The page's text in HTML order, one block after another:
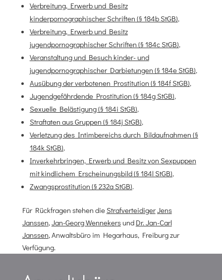
Verbreitung, Erwerb und Besitz
kinderpornographischer Schriften (§ 184b StGB),
Verbreitung, Erwerb und Besitz
jugendpornographischer Schriften (§ 184c StGB),
Veranstaltung und Besuch kinder- und
jugendpornographischer Darbietungen (§ 184e StGB),
Ausübung der verbotenen Prostitution (§ 184f StGB),
Jugendgefährdende Prostitution (§ 184g StGB),
Sexuelle Belästigung (§ 184i StGB),
Straftaten aus Gruppen (§ 184j StGB),
Verletzung des Intimbereichs durch Bildaufnahmen (§
184k StGB),
Inverkehrbringen, Erwerb und Besitz von Sexpuppen
mit kindlichem Erscheinungsbild (§ 184l StGB),
Zwangsprostitution (§ 232a StGB).
Für Rückfragen stehen die StrafverteidigerJens
Janssen,Jan-Georg Wennekersund Dr. Jan-Carl
Janssen, Anwaltsbüro im Hegarhaus, Freiburg zur
Verfügung.